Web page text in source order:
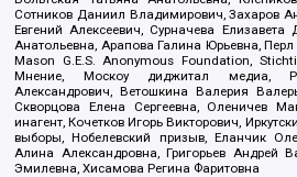
Сотников Даниил Владимирович, Захаров
Евгений Алексеевич, Сурначева
Анатольевна, Арапова Галина Юрьевна,
Mason G.E.S. Anonymous Foundation,
Мнение, Москоу диджитал медиа,
Александрович, Ветошкина Валерия
Скворцова Елена Сергеевна, Оленичев
инагент, Кочетков Игорь Викторович,
выборы, Нобелевский призыв, Еланчик
Алина Александровна, Григорьев Андрей
Эмилевна, Хисамова Регина Фаритовна